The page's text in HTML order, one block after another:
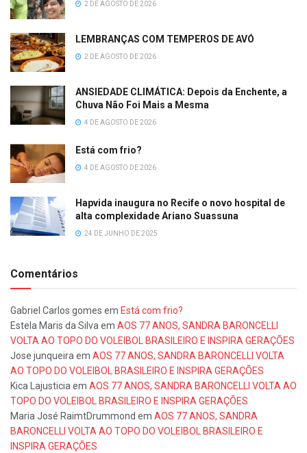
2 DE AGOSTO DE 2026
LEMBRANÇAS COM TEMPEROS DE AVÓ
2 DE AGOSTO DE 2026
ANSIEDADE CLIMÁTICA: Depois da Enchente, a
Chuva Não Foi Mais a Mesma
4 DE AGOSTO DE 2026
Está com frio?
4 DE AGOSTO DE 2026
Hapvida inaugura no Recife o novo hospital de
alta complexidade Ariano Suassuna
24 DE JUNHO DE 2025
Comentários
Gabriel Carlos gomes em Está com frio?
Estela Maris da Silva em AOS 77 ANOS, SANDRA BARONCELLI
VOLTA AO TOPO DO VOLEIBOL BRASILEIRO E INSPIRA GERAÇÕES
Jose junqueira em AOS 77 ANOS, SANDRA BARONCELLI VOLTA
AO TOPO DO VOLEIBOL BRASILEIRO E INSPIRA GERAÇÕES
Kica Lajusticia em AOS 77 ANOS, SANDRA BARONCELLI VOLTA AO
TOPO DO VOLEIBOL BRASILEIRO E INSPIRA GERAÇÕES
Maria José RaimtDrummond em AOS 77 ANOS, SANDRA
BARONCELLI VOLTA AO TOPO DO VOLEIBOL BRASILEIRO E
INSPIRA GERAÇÕES